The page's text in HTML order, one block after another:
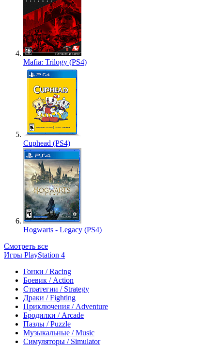
Mafia: Trilogy (PS4)
Cuphead (PS4)
Hogwarts - Legacy (PS4)
Смотреть все
Игры PlayStation 4
Гонки / Racing
Боевик / Action
Стратегии / Strategy
Драки / Fighting
Приключения / Adventure
Бродилки / Arcade
Пазлы / Puzzle
Музыкальные / Music
Симуляторы / Simulator